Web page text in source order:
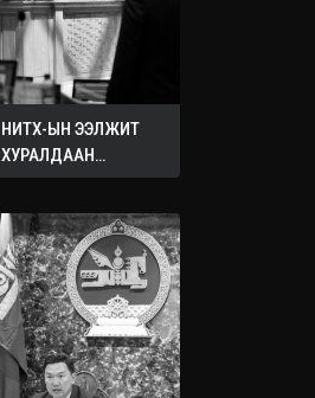
НИТХ-ЫН ЭЭЛЖИТ
ХУРАЛДААН
ЭХЭЛЛЭЭ